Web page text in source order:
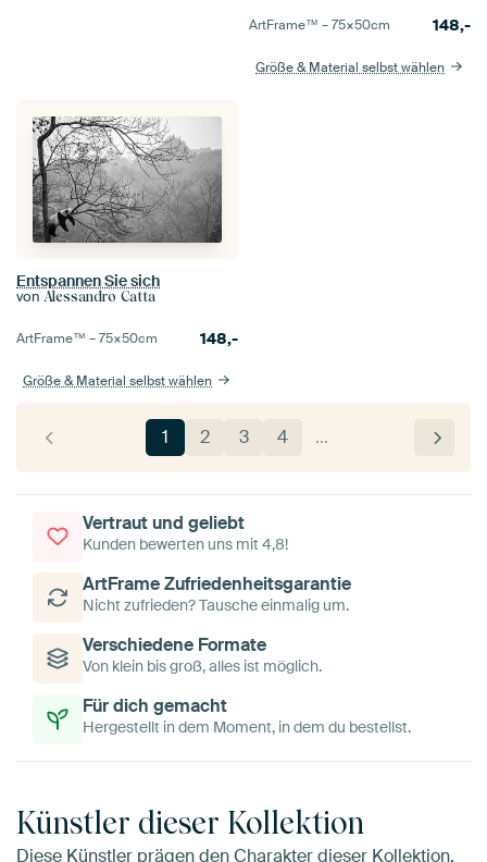
ArtFrame™ –75×50cm 148,-
Größe & Material selbst wählen
Entspannen Sie sich
von Alessandro Catta
ArtFrame™ –75×50cm 148,-
Größe & Material selbst wählen
1 2 3 4 …
Vertraut und geliebt
Kunden bewerten uns mit 4,8!
ArtFrame Zufriedenheitsgarantie
Nicht zufrieden? Tausche einmalig um.
Verschiedene Formate
Von klein bis groß, alles ist möglich.
Für dich gemacht
Hergestellt in dem Moment, in dem du bestellst.
Künstler dieser Kollektion
Diese Künstler prägen den Charakter dieser Kollektion.